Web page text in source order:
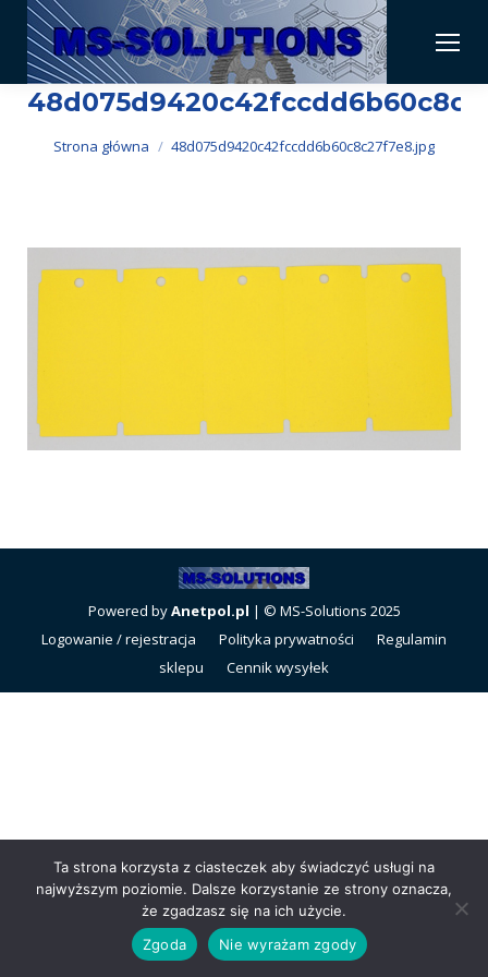
Jesteś tutaj:
Strona główna 48d075d9420c42fccdd6b60c8c27f7e8.jpg
Powered byAnetpol.pl | © MS-Solutions 2025
Logowanie / rejestracja
Polityka prywatności
Regulamin
sklepu
Cennik wysyłek
Ta strona korzysta z ciasteczek aby świadczyć usługi na
najwyższym poziomie. Dalsze korzystanie ze strony oznacza,
że zgadzasz się na ich użycie.
Zgoda
Nie wyrażam zgody